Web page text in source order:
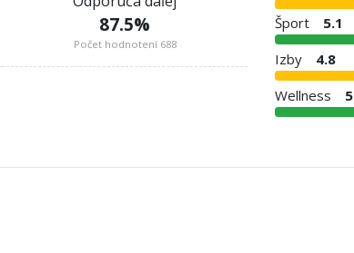
87.5%
Počet hodnotení 688
Šport
5.1
Izby
4.8
Wellness